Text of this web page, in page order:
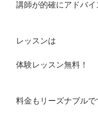
講師が的確にアドバイ
レッスンは
体験レッスン無料！
料金もリーズナブルで